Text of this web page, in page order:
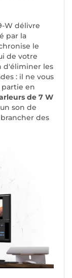
W délivre
par la
le
de votre
d'éliminer les
: il ne vous
partie en
de 7 W
son de
des